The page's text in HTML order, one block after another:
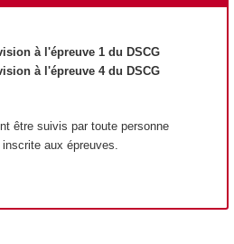
à l'épreuve 1 du DSCG
à l'épreuve 4 du DSCG
être suivis par toute personne
aux épreuves.